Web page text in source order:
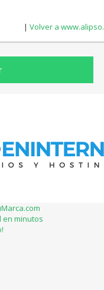
| Volver a
en minutos